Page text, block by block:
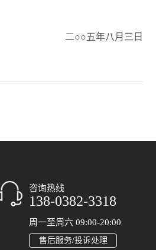
二○○五年八月三日
咨询热线
138-0382-3318
周一至周六 09:00-20:00
售后服务/投诉处理